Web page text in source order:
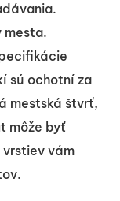
mesta.
sú ochotní za
mestská štvrť,
môže byť
vám